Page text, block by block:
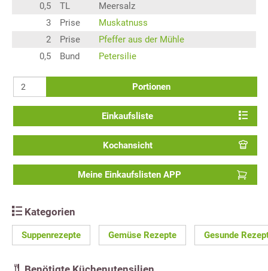
0,5
TL
Meersalz
3
Prise
Muskatnuss
2
Prise
Pfeffer aus der Mühle
0,5
Bund Petersilie
Portionen
Einkaufsliste
Kochansicht
Meine Einkaufslisten APP
Kategorien
Suppenrezepte Gemüse Rezepte Gesunde